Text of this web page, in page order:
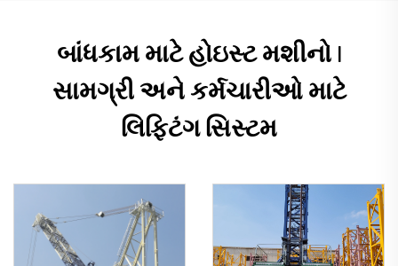
બાંધકામ માટે હોઇસ્ટ મશીનો |
સામગ્રી અને કર્મચારીઓ માટે
લિફ્ટિંગ સિસ્ટમ